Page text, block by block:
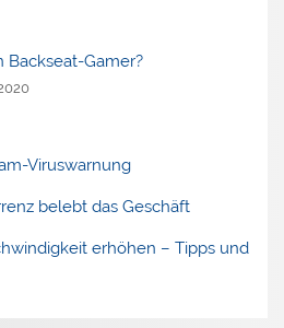
Backseat-Gamer?
Viruswarnung
belebt das Geschäft
erhöhen – Tipps und